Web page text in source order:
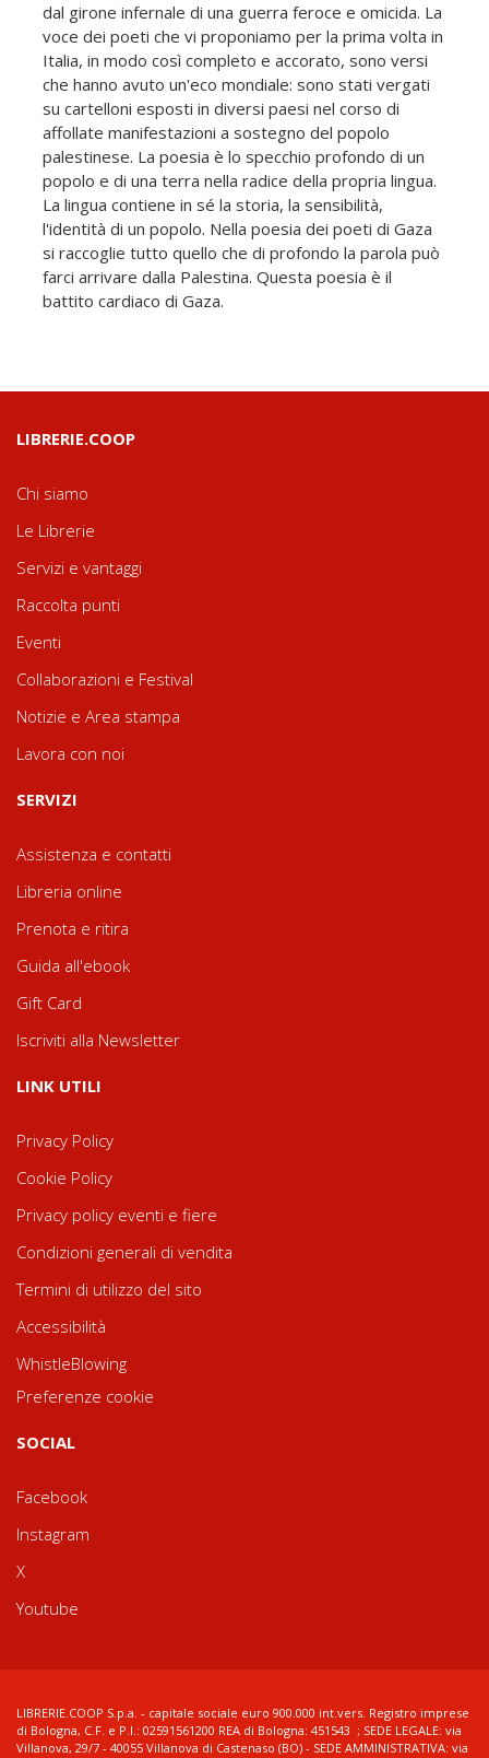
dal girone infernale di una guerra feroce e omicida. La
voce dei poeti che vi proponiamo per la prima volta in
Italia, in modo così completo e accorato, sono versi
che hanno avuto un'eco mondiale: sono stati vergati
su cartelloni esposti in diversi paesi nel corso di
affollate manifestazioni a sostegno del popolo
palestinese. La poesia è lo specchio profondo di un
popolo e di una terra nella radice della propria lingua.
La lingua contiene in sé la storia, la sensibilità,
l'identità di un popolo. Nella poesia dei poeti di Gaza
si raccoglie tutto quello che di profondo la parola può
farci arrivare dalla Palestina. Questa poesia è il
battito cardiaco di Gaza.
LIBRERIE.COOP
Chi siamo
Le Librerie
Servizi e vantaggi
Raccolta punti
Eventi
Collaborazioni e Festival
Notizie e Area stampa
Lavora con noi
SERVIZI
Assistenza e contatti
Libreria online
Prenota e ritira
Guida all'ebook
Gift Card
Iscriviti alla Newsletter
LINK UTILI
Privacy Policy
Cookie Policy
Privacy policy eventi e fiere
Condizioni generali di vendita
Termini di utilizzo del sito
Accessibilità
WhistleBlowing
Preferenze cookie
SOCIAL
Facebook
Instagram
X
Youtube
LIBRERIE.COOP S.p.a. - capitale sociale euro 900.000 int.vers. Registro imprese
di Bologna, C.F. e P.I.: 02591561200 REA di Bologna: 451543 ; SEDE LEGALE: via
Villanova, 29/7 - 40055 Villanova di Castenaso (BO) - SEDE AMMINISTRATIVA: via